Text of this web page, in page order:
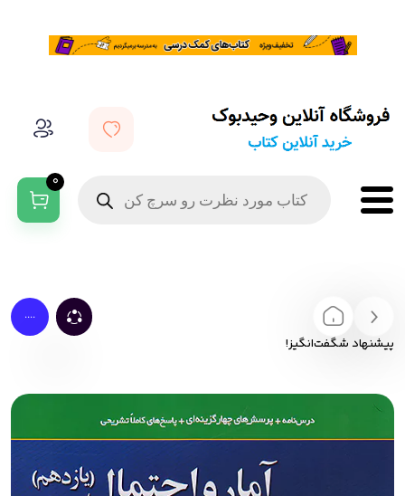
0
....
پیشنهاد شگفت‌انگیز!